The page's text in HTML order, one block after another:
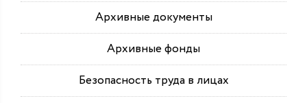
Архивные документы
Архивные фонды
Безопасность труда в лицах